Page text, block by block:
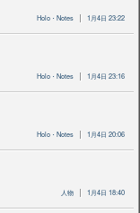
Holo・Notes 1月4日 23:22
Holo・Notes 1月4日 23:16
Holo・Notes 1月4日 20:06
人物 1月4日 18:40